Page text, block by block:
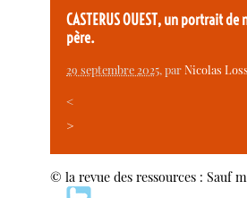
CASTERUS OUEST, un portrait de
père.
29 septembre 2025, parNicolas
<
>
© la revue des ressources : Sauf